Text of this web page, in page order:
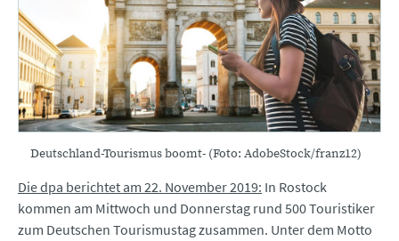
Deutschland-Tourismus boomt- (Foto: AdobeStock/franz12)
Die dpa berichtet am 22. November 2019: In Rostock
kommen am Mittwoch und Donnerstag rund 500 Touristiker
zum Deutschen Tourismustag zusammen. Unter dem Motto